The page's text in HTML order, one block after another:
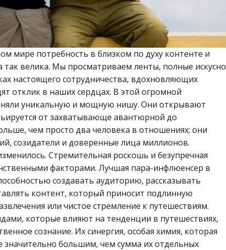
мире потребность в близком по духу контенте и
так велика. Мы просматриваем ленты, полные искусно
настоящего сотрудничества, вдохновляющих
отклик в наших сердцах. В этой огромной
уникальную и мощную нишу. Они открывают
от захватывающе авантюрной до
чем просто два человека в отношениях; они
созидатели и доверенные лица миллионов.
Стремительная роскошь и безупречная
факторами. Лучшая пара-инфлюенсер в
создавать аудиторию, рассказывать
контент, который приносит подлинную
или чистое стремление к путешествиям.
которые влияют на тенденции в путешествиях,
сознание. Их синергия, особая химия, которая
значительно большим, чем сумма их отдельных